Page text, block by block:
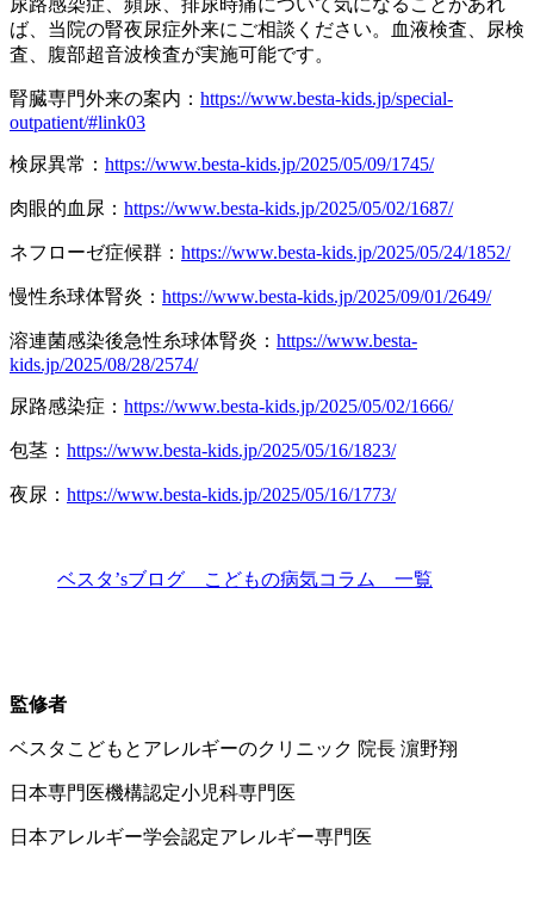
尿路感染症、頻尿、排尿時痛について気になることがあれ
ば、当院の腎夜尿症外来にご相談ください。血液検査、尿検
査、腹部超音波検査が実施可能です。
腎臓専門外来の案内： https://www.besta-kids.jp/special-
outpatient/#link03
検尿異常： https://www.besta-kids.jp/2025/05/09/1745/
肉眼的血尿： https://www.besta-kids.jp/2025/05/02/1687/
ネフローゼ症候群： https://www.besta-kids.jp/2025/05/24/1852/
慢性糸球体腎炎： https://www.besta-kids.jp/2025/09/01/2649/
溶連菌感染後急性糸球体腎炎： https://www.besta-
kids.jp/2025/08/28/2574/
尿路感染症： https://www.besta-kids.jp/2025/05/02/1666/
包茎： https://www.besta-kids.jp/2025/05/16/1823/
夜尿： https://www.besta-kids.jp/2025/05/16/1773/
ベスタ’sブログ こどもの病気コラム 一覧
監修者
ベスタこどもとアレルギーのクリニック 院長 濵野翔
日本専門医機構認定小児科専門医
日本アレルギー学会認定アレルギー専門医